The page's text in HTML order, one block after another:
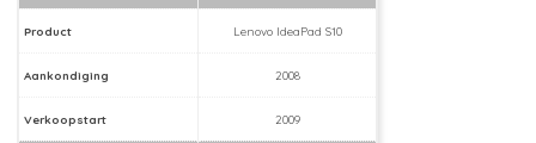
Product Lenovo IdeaPad S10
Aankondiging 2008
Verkoopstart 2009